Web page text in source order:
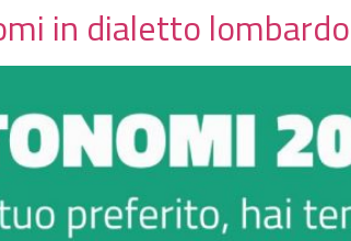
in dialetto